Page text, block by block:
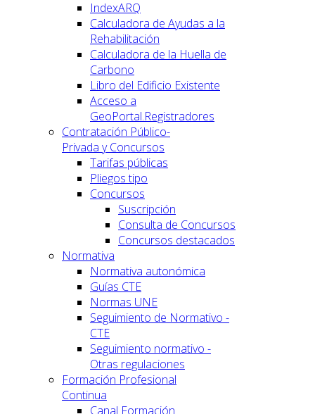
IndexARQ
Calculadora de Ayudas a la
Rehabilitación
Calculadora de la Huella de
Carbono
Libro del Edificio Existente
Acceso a
GeoPortal.Registradores
Contratación Público-
Privada y Concursos
Tarifas públicas
Pliegos tipo
Concursos
Suscripción
Consulta de Concursos
Concursos destacados
Normativa
Normativa autonómica
Guías CTE
Normas UNE
Seguimiento de Normativo -
CTE
Seguimiento normativo -
Otras regulaciones
Formación Profesional
Continua
Canal Formación